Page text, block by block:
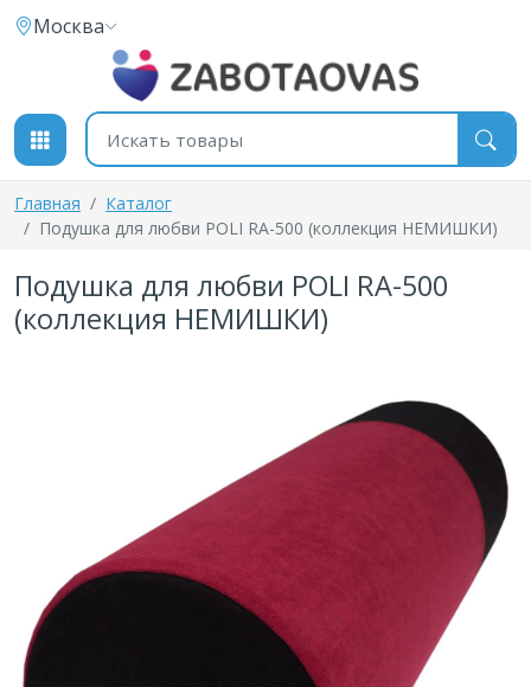
К содержимому
Москва
Поиск товаров
Главная
Каталог
Подушка для любви POLI RA-500 (коллекция НЕМИШКИ)
Подушка для любви POLI RA-500
(коллекция НЕМИШКИ)